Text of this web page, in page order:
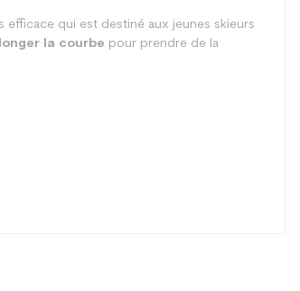
efficace qui est destiné aux jeunes skieurs
la courbe pour prendre de la